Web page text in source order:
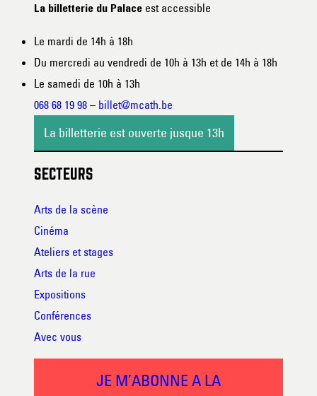
La billetterie du Palace est accessible
Le mardi de 14h à 18h
Du mercredi au vendredi de 10h à 13h et de 14h à 18h
Le samedi de 10h à 13h
068 68 19 98 – billet@mcath.be
La billetterie est ouverte jusque 13h
SECTEURS
Arts de la scène
Cinéma
Ateliers et stages
Arts de la rue
Expositions
Conférences
Avec vous
JE M’ABONNE A LA